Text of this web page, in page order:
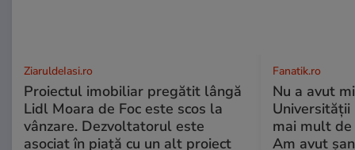
ZiaruldeIasi.ro
Proiectul imobiliar pregătit lângă
Lidl Moara de Foc este scos la
vânzare. Dezvoltatorul este
asociat în piață cu un alt proiect
Fanatik.ro
Nu a avut
Universității
mai mult
Am avut